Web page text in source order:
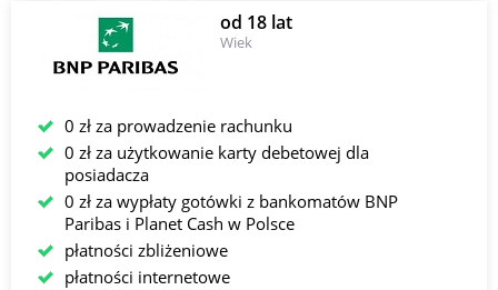
od 18 lat
Wiek
0 zł za prowadzenie rachunku
0 zł za użytkowanie karty debetowej dla
posiadacza
0 zł za wypłaty gotówki z bankomatów BNP
Paribas i Planet Cash w Polsce
płatności zbliżeniowe
płatności internetowe